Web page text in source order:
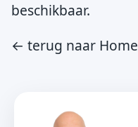
beschikbaar.
← terug naar Home